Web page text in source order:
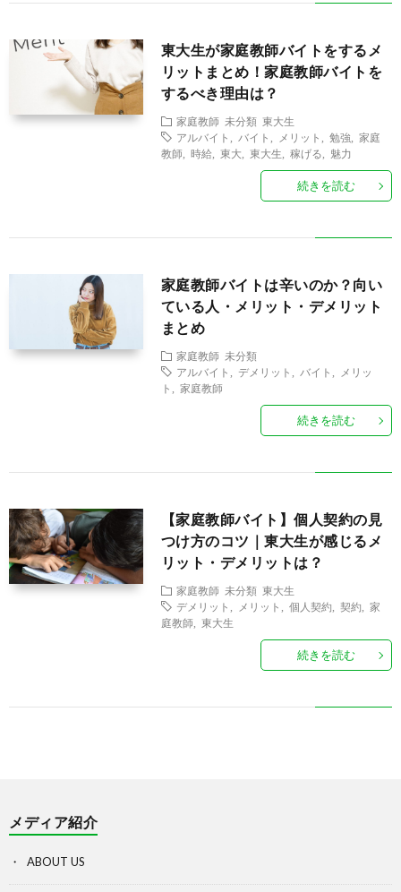
ハ
ウ
O
U
U
問
い
わ
東大生が家庭教師バイトをするメ
リットまとめ！家庭教師バイトを
するべき理由は？
家庭教師 未分類 東大生
アルバイト
バイト メリット 勉強
家庭
教師, 時給 東大 東大生 稼げる 魅力
続きを読む
家庭教師バイトは辛いのか？向い
ている人・メリット・デメリット
まとめ
家庭教師 未分類
アルバイト
デメリット バイト
メリッ
ト
家庭教師
続きを読む
【家庭教師バイト】個人契約の見
つけ方のコツ｜東大生が感じるメ
リット・デメリットは？
家庭教師 未分類 東大生
デメリット
メリット 個人契約 契約
家
庭教師, 東大生
続きを読む
メディア紹介
ABOUT US